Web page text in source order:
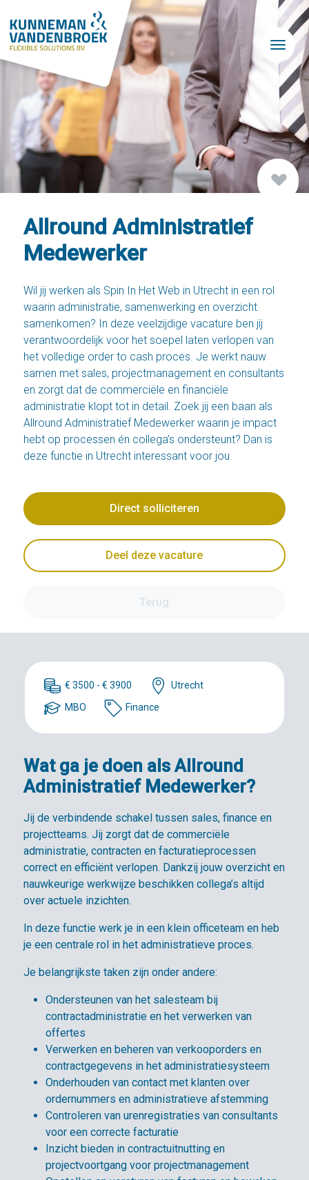
Allround Administratief
Medewerker
Wil jij werken als Spin In Het Web in Utrecht in een rol
waarin administratie, samenwerking en overzicht
samenkomen? In deze veelzijdige vacature ben jij
verantwoordelijk voor het soepel laten verlopen van
het volledige order to cash proces. Je werkt nauw
samen met sales, projectmanagement en consultants
en zorgt dat de commerciële en financiële
administratie klopt tot in detail. Zoek jij een baan als
Allround Administratief Medewerker waarin je impact
hebt op processen én collega’s ondersteunt? Dan is
deze functie in Utrecht interessant voor jou.
Direct solliciteren
Deel deze vacature
Terug
€ 3500 - € 3900
Utrecht
MBO
Finance
Wat ga je doen als Allround
Administratief Medewerker?
Jij de verbindende schakel tussen sales, finance en
projectteams. Jij zorgt dat de commerciële
administratie, contracten en facturatieprocessen
correct en efficiënt verlopen. Dankzij jouw overzicht en
nauwkeurige werkwijze beschikken collega’s altijd
over actuele inzichten.
In deze functie werk je in een klein officeteam en heb
je een centrale rol in het administratieve proces.
Je belangrijkste taken zijn onder andere:
Ondersteunen van het salesteam bij
contractadministratie en het verwerken van
offertes
Verwerken en beheren van verkooporders en
contractgegevens in het administratiesysteem
Onderhouden van contact met klanten over
ordernummers en administratieve afstemming
Controleren van urenregistraties van consultants
voor een correcte facturatie
Inzicht bieden in contractuitnutting en
projectvoortgang voor projectmanagement